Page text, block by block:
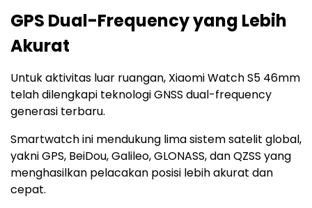
GPS Dual-Frequency yang Lebih
Akurat
Untuk aktivitas luar ruangan, Xiaomi Watch S5 46mm
telah dilengkapi teknologi GNSS dual-frequency
generasi terbaru.
Smartwatch ini mendukung lima sistem satelit global,
yakni GPS, BeiDou, Galileo, GLONASS, dan QZSS yang
menghasilkan pelacakan posisi lebih akurat dan
cepat.